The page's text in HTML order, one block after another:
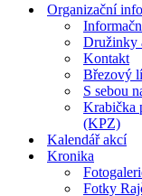
Organizační
Družinky
Kontakt
Březový
S sebou
Krabička
(KPZ)
Kalendář akcí
Kronika
Fotky